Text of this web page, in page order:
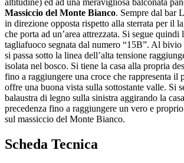
altitudine) ed ad una meravigliosa balconata
Massiccio del Monte Bianco. Sempre dal bar
in direzione opposta rispetto alla sterrata per il
che porta ad un’area attrezzata. Si segue quindi
tagliafuoco segnata dal numero “15B”. Al bivio
si passa sotto la linea dell’alta tensione
isolata nel bosco. Si tiene la casa alla propria
fino a raggiungere una croce che rappresenta il
offre una buona vista sulla sottostante valle. Si
balaustra di legno sulla sinistra aggirando la
precedenza fino a raggiungere un vero e
sul massiccio del Monte Bianco.
Scheda Tecnica